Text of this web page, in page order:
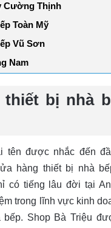
Cường Thịnh
Toàn Mỹ
Vũ Sơn
Nam
thiết bị nhà
tên được nhắc đến
hàng thiết bị nhà
có tiếng lâu đời tại
trong lĩnh vực kinh
Shop Bà Triệu